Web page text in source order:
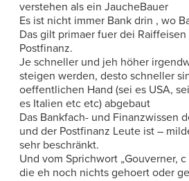
verstehen als ein JaucheBauer
Es ist nicht immer Bank drin , wo
Das gilt primaer fuer dei
Postfinanz.
Je schneller und jeh höher
steigen werden, desto schneller
oeffentlichen Hand (sei es USA,
es Italien etc etc) abgebaut
Das Bankfach- und Finanzwissen
und der Postfinanz Leute ist –
sehr beschränkt.
Und vom Sprichwort „Gouverner,
die eh noch nichts gehoert oder